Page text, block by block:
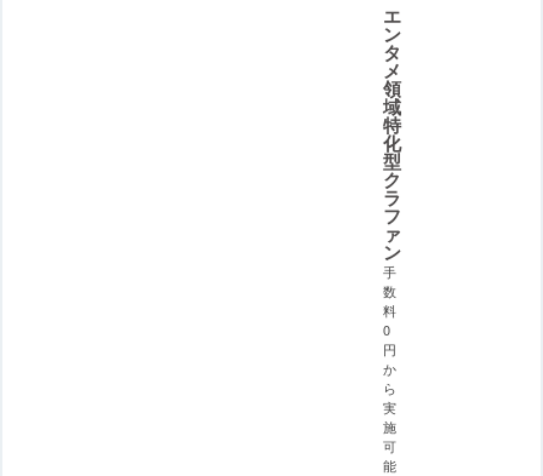
エ
ン
タ
メ
領
域
特
化
型
ク
ラ
フ
ァ
ン
手
数
料
0
円
か
ら
実
施
可
能